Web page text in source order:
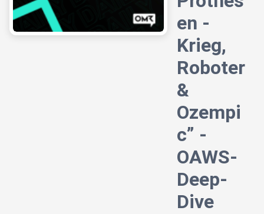
en -
Krieg,
Roboter
&
Ozempi
c” -
OAWS-
Deep-
Dive